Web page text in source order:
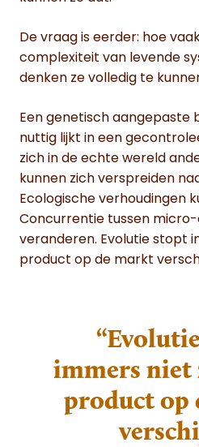
De vraag is eerder: hoe
complexiteit van levende
denken ze volledig te
Een genetisch aangepaste
nuttig lijkt in een
zich in de echte wereld
kunnen zich verspreiden
Ecologische verhoudingen
Concurrentie tussen
veranderen. Evolutie stopt
product op de markt
immers niet
product op